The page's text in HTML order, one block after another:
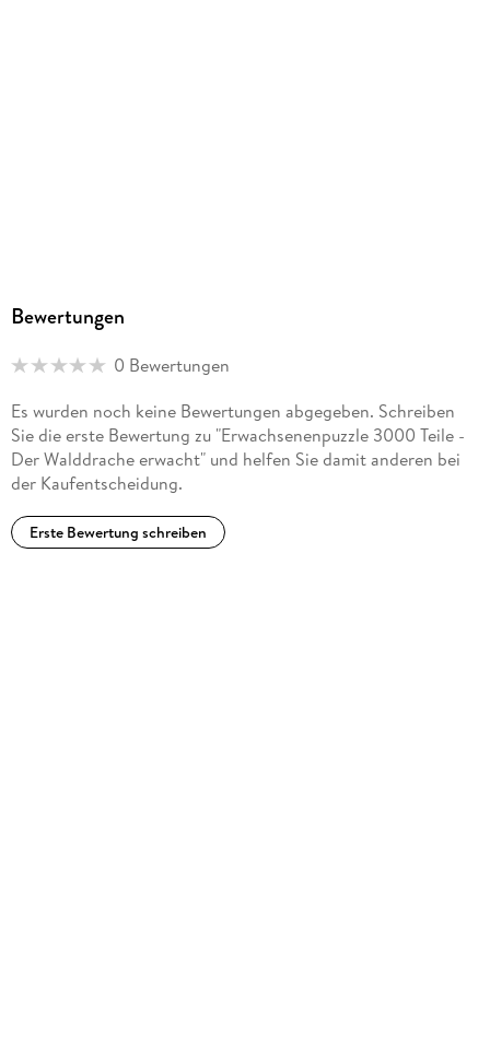
Bewertungen
0 Bewertungen
Es wurden noch keine Bewertungen abgegeben. Schreiben
Sie die erste Bewertung zu "Erwachsenenpuzzle 3000 Teile -
Der Walddrache erwacht" und helfen Sie damit anderen bei
der Kaufentscheidung.
Erste Bewertung schreiben